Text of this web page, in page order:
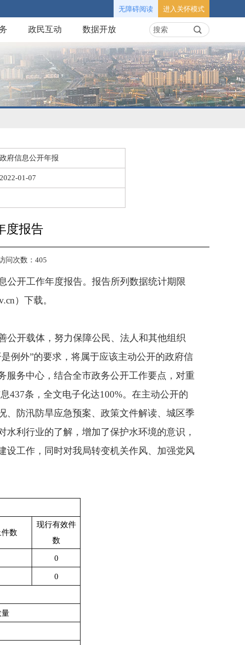
无障碍阅读 进入关怀模式
政民互动 数据开放
政府信息公开年报
2022-01-07
度报告
问次数： 405
公开工作年度报告。报告所列数据统计期限
）下载。
公开载体，努力保障公民、法人和其他组织
例外”的要求，将属于应该主动公开的政府信
服务中心，结合全市政务公开工作要点，对重
437条，全文电子化达100%。在主动公开的
、防汛防旱应急预案、政策文件解读、城区季
利行业的了解，增加了保护水环境的意识，
设工作，同时对我局转变机关作风、加强党风
数
现行有效件
数
0
0
量